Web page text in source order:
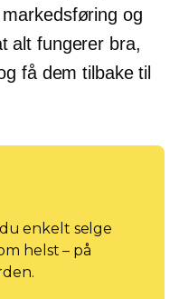
og
alt fungerer bra,
få dem tilbake til
enkelt selge
helst – på